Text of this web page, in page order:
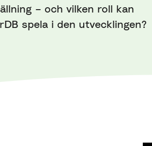
– och vilken roll kan
spela i den utvecklingen?